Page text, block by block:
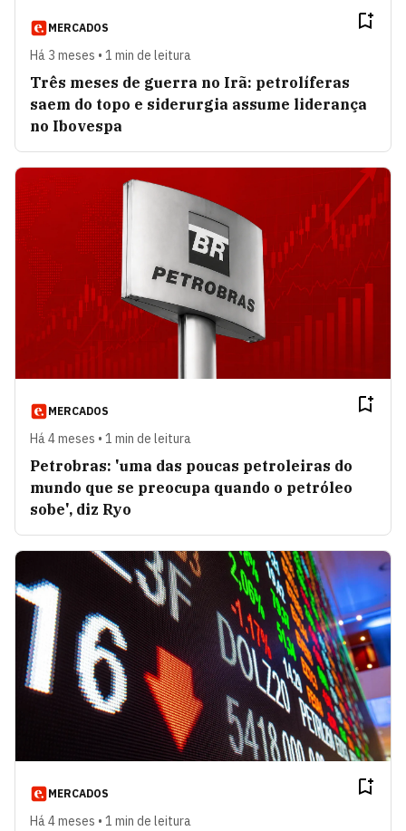
MERCADOS
Há 3 meses • 1 min de leitura
Três meses de guerra no Irã: petrolíferas
saem do topo e siderurgia assume liderança
no Ibovespa
MERCADOS
Há 4 meses • 1 min de leitura
Petrobras: 'uma das poucas petroleiras do
mundo que se preocupa quando o petróleo
sobe', diz Ryo
MERCADOS
Há 4 meses • 1 min de leitura